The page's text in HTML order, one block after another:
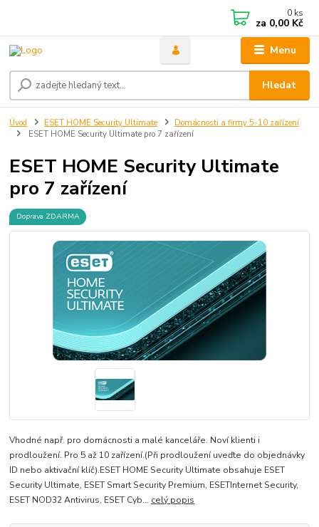
Menu
Hledat
0 ks
za 0,00 Kč
Úvod ESET HOME Security Ultimate
Domácnosti a firmy 5-10 zařízení
ESET HOME Security Ultimate pro 7 zařízení
ESET HOME Security Ultimate
pro 7 zařízení
Doprava ZDARMA
Vhodné např. pro domácnosti a malé kanceláře. Noví klienti i
prodloužení. Pro 5 až 10 zařízení.(Při prodloužení uveďte do objednávky
ID nebo aktivační klíč).ESET HOME Security Ultimate obsahuje ESET
Security Ultimate, ESET Smart Security Premium, ESETInternet Security,
ESET NOD32 Antivirus, ESET Cyb... celý popis